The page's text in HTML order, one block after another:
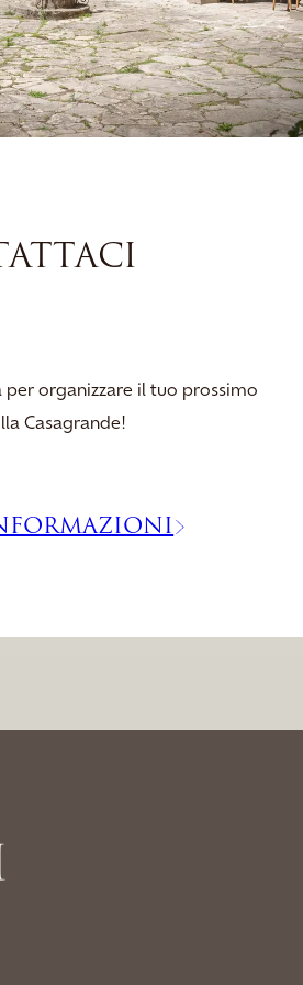
per organizzare il tuo prossimo
Casagrande!